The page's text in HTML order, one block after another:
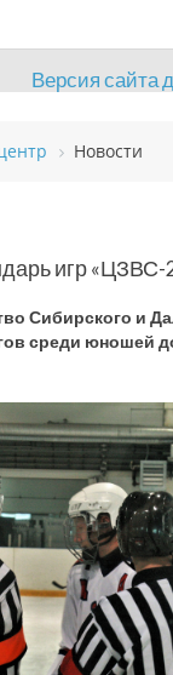
Версия сайта
Новости
игр «ЦЗВС-
Сибирского и
среди юношей